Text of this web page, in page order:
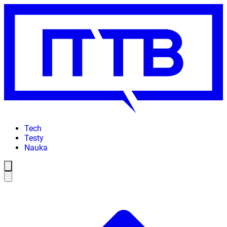
Tech
Testy
Nauka